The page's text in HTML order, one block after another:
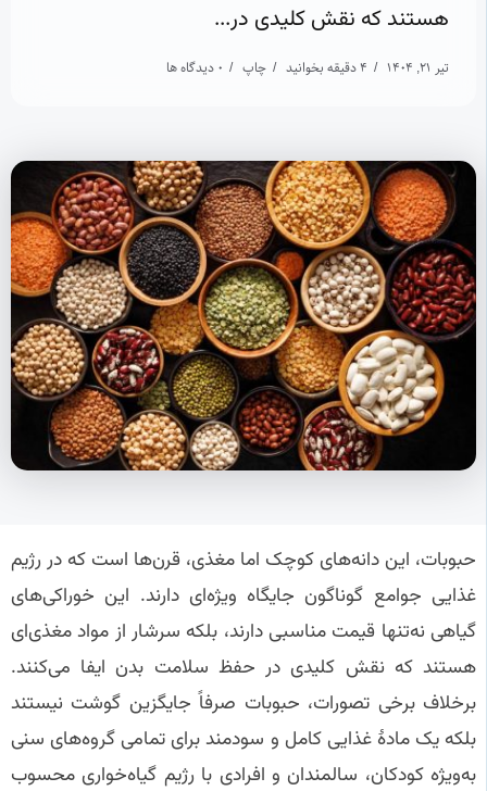
هستند که نقش کلیدی در...
تیر 21, 1404 4 دقیقه بخوانید چاپ 0 دیدگاه ها
حبوبات، این دانه‌های کوچک اما مغذی، قرن‌ها است که در رژیم
غذایی جوامع گوناگون جایگاه ویژه‌ای دارند. این خوراکی‌های
گیاهی نه‌تنها قیمت مناسبی دارند، بلکه سرشار از مواد مغذی‌ای
هستند که نقش کلیدی در حفظ سلامت بدن ایفا می‌کنند.
برخلاف برخی تصورات، حبوبات صرفاً جایگزین گوشت نیستند
بلکه یک مادهٔ غذایی کامل و سودمند برای تمامی گروه‌های سنی
به‌ویژه کودکان، سالمندان و افرادی با رژیم گیاه‌خواری محسوب